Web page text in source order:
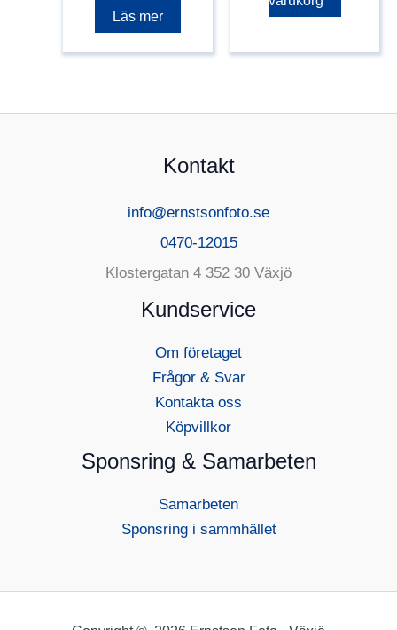
Läs mer
Kontakt
info@ernstsonfoto.se
0470-12015
Klostergatan 4 352 30 Växjö
Kundservice
Om företaget
Frågor & Svar
Kontakta oss
Köpvillkor
Sponsring & Samarbeten
Samarbeten
Sponsring i sammhället